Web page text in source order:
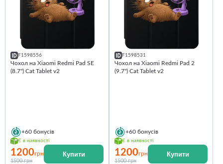
F1598556
Чохол на Xiaomi Redmi Pad SE
(8.7") Cat Tablet v2
+60 бонусів
Є в наявності
1200грн
1500 грн
Купити
F1598531
Чохол на Xiaomi Redmi Pad 2
(9.7") Cat Tablet v2
+60 бонусів
Є в наявності
1200грн
1500 грн
Купити